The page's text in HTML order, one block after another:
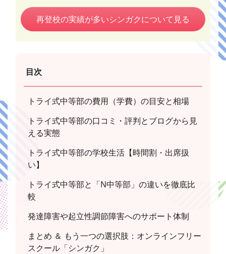
再登校の実績が多いシンガクについて見る
目次
トライ式中等部の費用（学費）の目安と相場
トライ式中等部の口コミ・評判とブログから見
える実態
トライ式中等部の学校生活【時間割・出席扱
い】
トライ式中等部と「N中等部」の違いを徹底比
較
発達障害や起立性調節障害へのサポート体制
まとめ ＆ もう一つの選択肢：オンラインフリー
スクール「シンガク」